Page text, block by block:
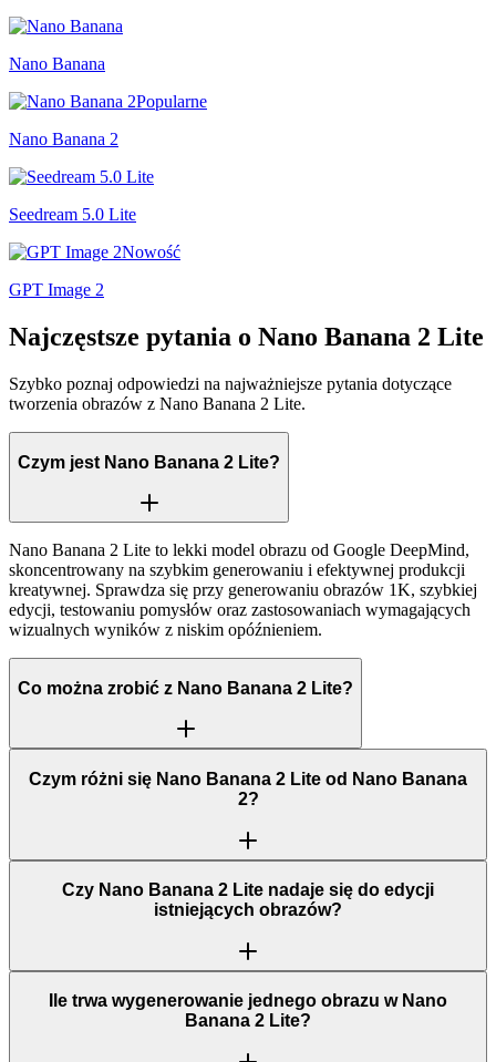
Nano Banana
Popularne
Nano Banana 2
Seedream 5.0 Lite
Nowość
GPT Image 2
Najczęstsze pytania o Nano Banana 2 Lite
Szybko poznaj odpowiedzi na najważniejsze pytania dotyczące
tworzenia obrazów z Nano Banana 2 Lite.
Czym jest Nano Banana 2 Lite?
Nano Banana 2 Lite to lekki model obrazu od Google DeepMind,
skoncentrowany na szybkim generowaniu i efektywnej produkcji
kreatywnej. Sprawdza się przy generowaniu obrazów 1K, szybkiej
edycji, testowaniu pomysłów oraz zastosowaniach wymagających
wizualnych wyników z niskim opóźnieniem.
Co można zrobić z Nano Banana 2 Lite?
Czym różni się Nano Banana 2 Lite od Nano Banana
2?
Czy Nano Banana 2 Lite nadaje się do edycji
istniejących obrazów?
Ile trwa wygenerowanie jednego obrazu w Nano
Banana 2 Lite?